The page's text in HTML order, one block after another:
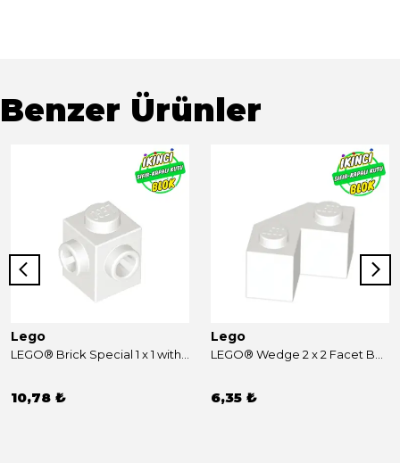
Benzer Ürünler
Lego
10,78 ₺
Lego
6,35 ₺